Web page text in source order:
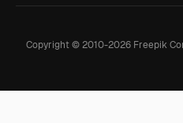
Copyright © 2010-2026Freepik